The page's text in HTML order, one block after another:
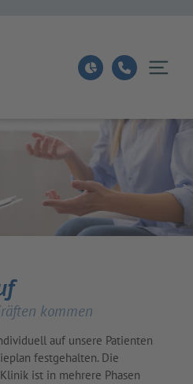
kommen
auf unsere Patienten
festgehalten. Die
ist in mehrere Phasen